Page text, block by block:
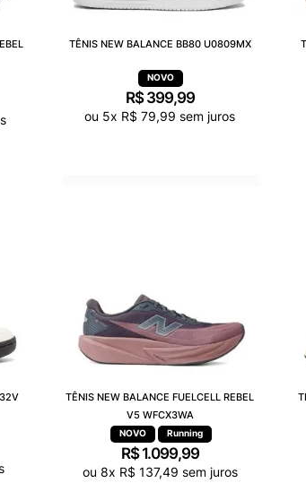
TÊNIS NEW BALANCE BB80 U0809MX
R$ 399,99
ou 5x R$ 79,99 sem juros
TÊNIS NEW BALANCE FUELCELL REBEL
V5 WFCX3WA
Running
R$ 1.099,99
ou 8x R$ 137,49 sem juros